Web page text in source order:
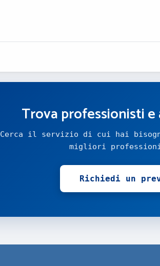
Trova professionisti
Cerca il servizio di cui hai
migliori
Richiedi un